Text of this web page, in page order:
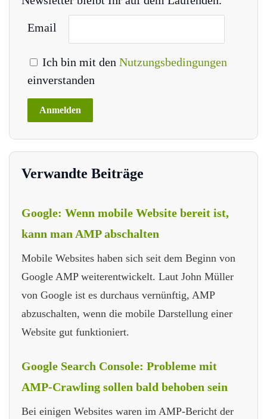
Email
Ich bin mit den Nutzungsbedingungen
einverstanden
Verwandte Beiträge
Google: Wenn mobile Website bereit ist,
kann man AMP abschalten
Mobile Websites haben sich seit dem Beginn von
Google AMP weiterentwickelt. Laut John Müller
von Google ist es durchaus vernünftig, AMP
abzuschalten, wenn die mobile Darstellung einer
Website gut funktioniert.
Google Search Console: Probleme mit
AMP-Crawling sollen bald behoben sein
Bei einigen Websites waren im AMP-Bericht der